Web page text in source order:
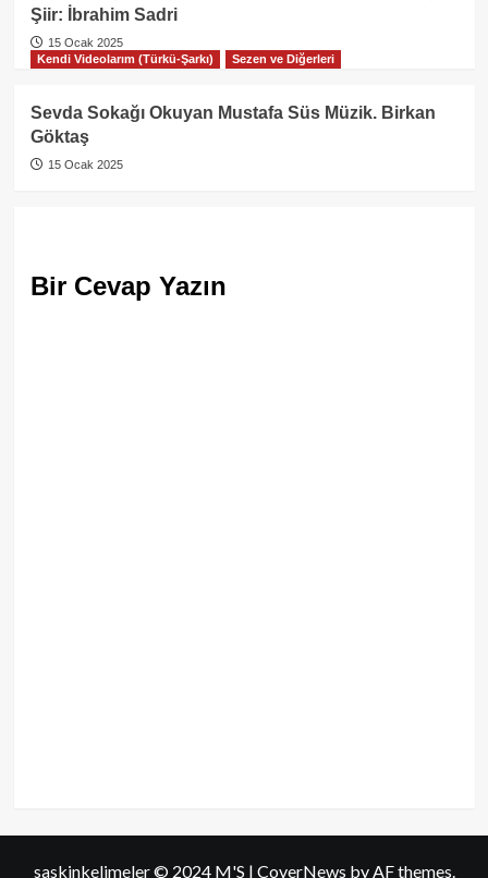
Şiir: İbrahim Sadri
15 Ocak 2025
Kendi Videolarım (Türkü-Şarkı)
Sezen ve Diğerleri
Sevda Sokağı Okuyan Mustafa Süs Müzik. Birkan
Göktaş
15 Ocak 2025
Bir Cevap Yazın
saskinkelimeler © 2024 M'S | CoverNews by AF themes.